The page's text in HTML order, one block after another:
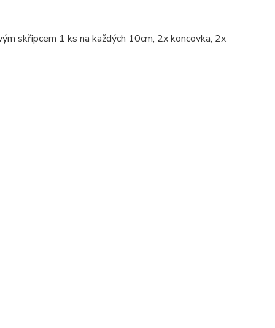
skřipcem 1 ks na každých 10cm, 2x koncovka, 2x